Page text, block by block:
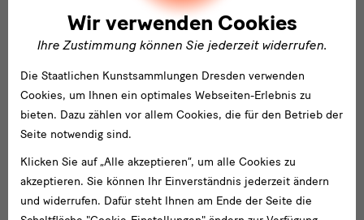
Das Weborello zu "Johannes Vermeer.
Vom Innehalten"
Entdecken Sie im Weborello anhand von vertiefenden Texten,
zoombaren Bildern und Kurzfilmen Hintergründe und
Wissenswertes rund um den Künstler.
Zum Weborello
Wir verwenden Cookies
Ihre Zustimmung können Sie jederzeit widerrufen.
Die Staatlichen Kunstsammlungen Dresden verwenden
Cookies, um Ihnen ein optimales Webseiten-Erlebnis zu
bieten. Dazu zählen vor allem Cookies, die für den Betrieb der
Seite notwendig sind.
Klicken Sie auf „Alle akzeptieren“, um alle Cookies zu
akzeptieren. Sie können Ihr Einverständnis jederzeit ändern
und widerrufen. Dafür steht Ihnen am Ende der Seite die